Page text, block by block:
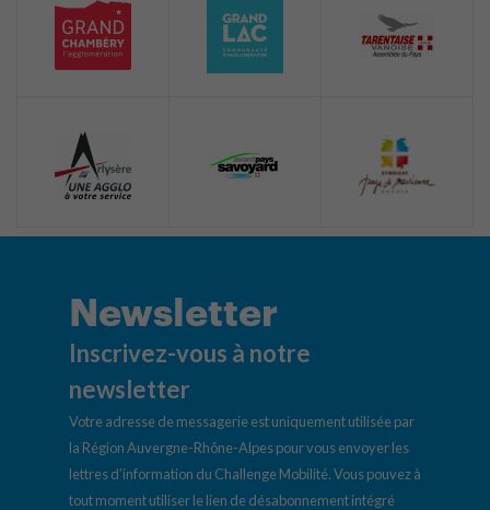
Newsletter
Inscrivez-vous à notre
newsletter
Votre adresse de messagerie est uniquement utilisée par
la Région Auvergne-Rhône-Alpes pour vous envoyer les
lettres d’information du Challenge Mobilité. Vous pouvez à
tout moment utiliser le lien de désabonnement intégré